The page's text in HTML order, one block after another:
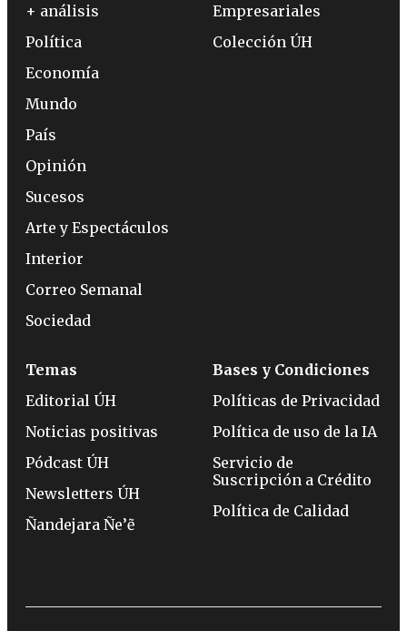
+ análisis
Política
Economía
Mundo
País
Opinión
Sucesos
Arte y Espectáculos
Interior
Correo Semanal
Sociedad
Empresariales
Colección ÚH
Temas
Editorial ÚH
Noticias positivas
Pódcast ÚH
Newsletters ÚH
Ñandejara Ñe’ẽ
Bases y Condiciones
Políticas de Privacidad
Política de uso de la IA
Servicio de
Suscripción a Crédito
Política de Calidad